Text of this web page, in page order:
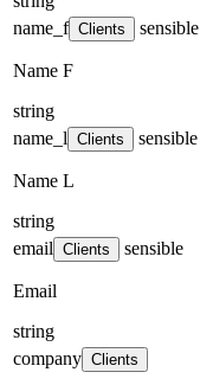
name_f Clients sensible
Name F
string
name_l Clients sensible
Name L
string
email Clients sensible
Email
string
company Clients